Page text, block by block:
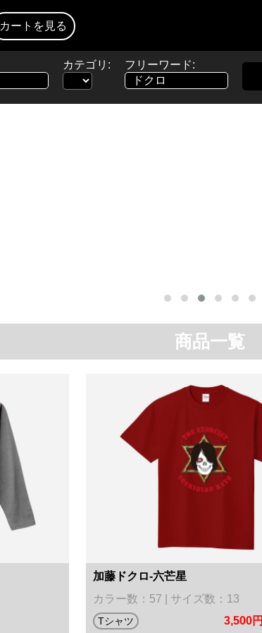
カートを見る
カテゴリ:
フリーワード:
商品一覧
加藤ドクロ-六芒星
カラー数：57 | サイズ数：13
Tシャツ 3,500円